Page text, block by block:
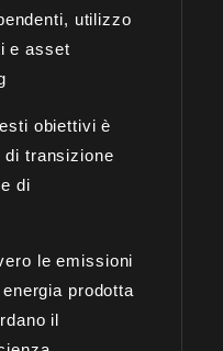
utilizzo
e asset
obiettivi è
di transizione
di
le emissioni
prodotta
il